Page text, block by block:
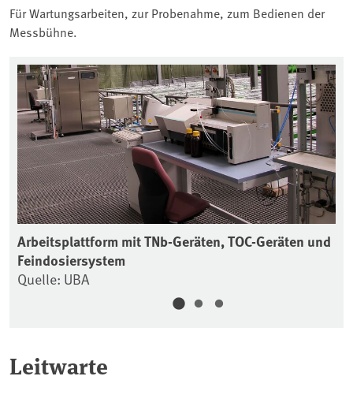
Für Wartungsarbeiten, zur Probenahme, zum Bedienen der
Messbühne.
Arbeitsplattform mit TNb-Geräten, TOC-Geräten und
Feindosiersystem
Quelle: UBA
Leitwarte